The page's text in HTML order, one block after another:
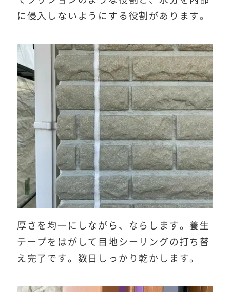
に侵入しないようにする役割があります。
厚さを均一にしながら、ならします。養生
テープをはがして目地シーリングの打ち替
え完了です。数日しっかり乾かします。